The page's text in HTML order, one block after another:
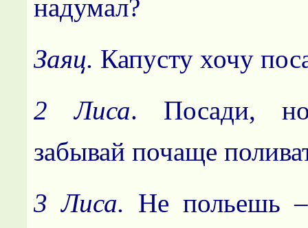
надумал?
Заяц. Капусту хочу
2 Лиса. Посади,
забывай почаще
3 Лиса. Не польешь